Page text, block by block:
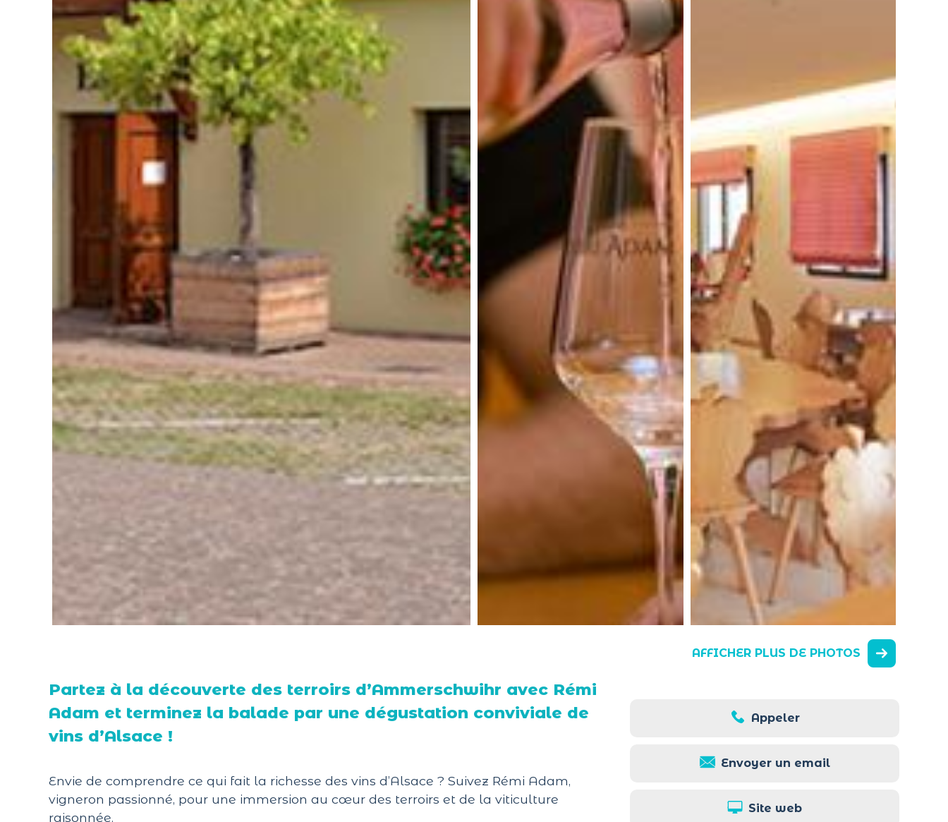
AFFICHER PLUS DE PHOTOS
Appeler
Envoyer un email
Site web
Partez à la découverte des terroirs d’Ammerschwihr avec Rémi
Adam et terminez la balade par une dégustation conviviale de
vins d’Alsace !
Envie de comprendre ce qui fait la richesse des vins d’Alsace ? Suivez Rémi Adam,
vigneron passionné, pour une immersion au cœur des terroirs et de la viticulture
raisonnée.